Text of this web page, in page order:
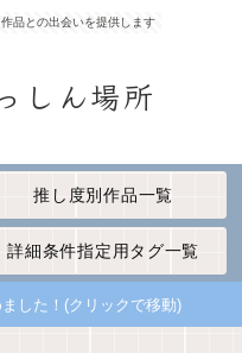
品との出会いを提供します
しん場所
推し度別作品一覧
詳細条件指定用タグ一覧
した！(クリックで移動)